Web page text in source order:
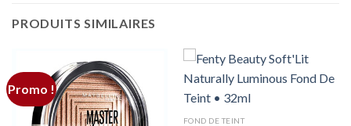
PRODUITS SIMILAIRES
Promo !
FOND DE TEINT